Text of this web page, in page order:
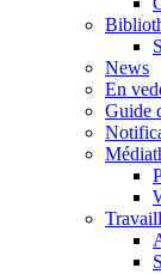
News
En
Guide